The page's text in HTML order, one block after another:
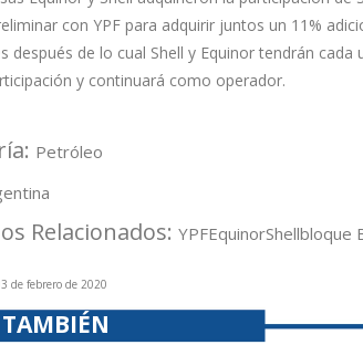
con YPF para adquirir juntos un 11%
después de lo cual Shell y Equinor tendrán
y continuará como operador.
Petróleo
Relacionados: YPFEquinorShellbloque
de febrero de 2020